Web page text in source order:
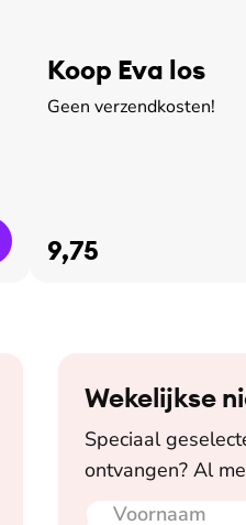
Koop Eva los
Geen verzendkosten!
9,75
Wekelijkse
Speciaal
ontvangen? Al
Voornaam
E-mailadres